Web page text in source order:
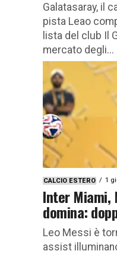
Galatasaray, il
pista Leao
lista del club Il
mercato degli...
CALCIO ESTERO 1
Inter Miami,
domina:
Leo Messi è
assist